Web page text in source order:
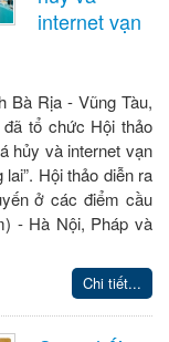
internet vạn
Bà Rịa - Vũng Tàu,
tổ chức Hội thảo
hủy và internet vạn
Hội thảo diễn ra
ở các điểm cầu
- Hà Nội, Pháp và
Chi tiết...